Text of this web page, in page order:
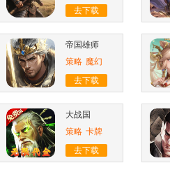
去下载
帝国雄师
策略 魔幻
去下载
大战国
策略 卡牌
去下载